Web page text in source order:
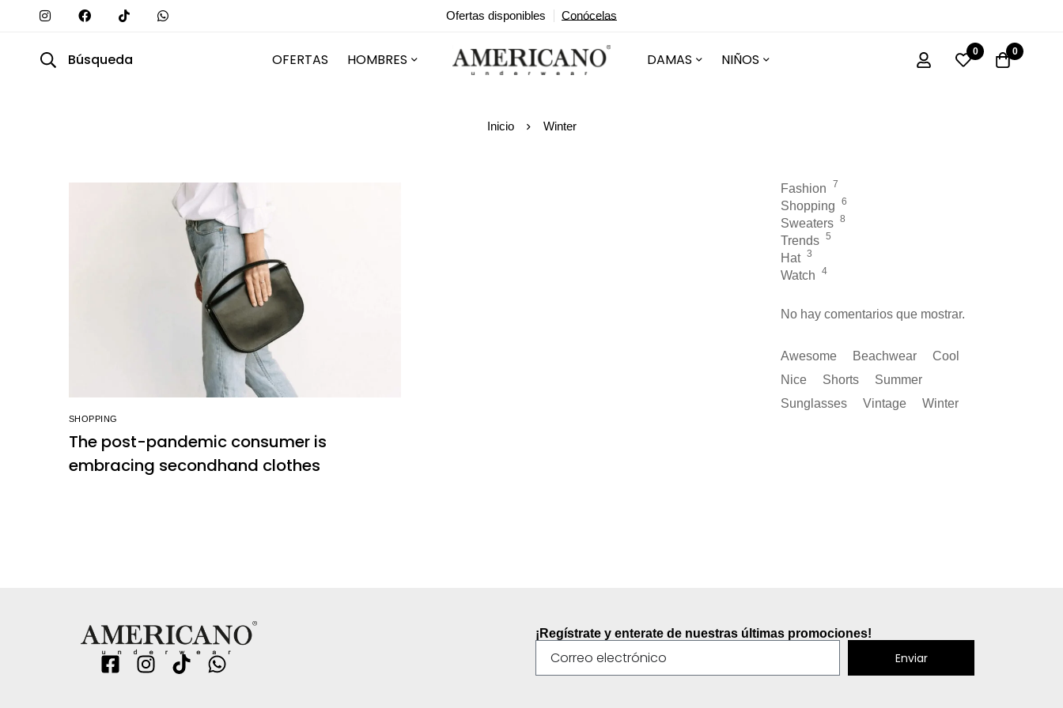
Ofertas disponibles Conócelas
Búsqueda OFERTAS HOMBRES DAMAS NIÑOS 0 0
Inicio Winter
SHOPPING
The post-pandemic consumer is
embracing secondhand clothes
Fashion 7
Shopping 6
Sweaters 8
Trends 5
Hat 3
Watch 4
No hay comentarios que mostrar.
Awesome Beachwear
Cool
Nice
Shorts
Summer
Sunglasses
Vintage Winter
¡Regístrate y enterate de nuestras últimas promociones!
Enviar